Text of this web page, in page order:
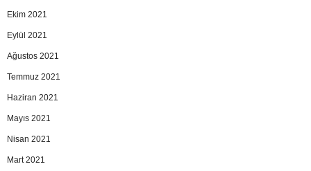
Ekim 2021
Eylül 2021
Ağustos 2021
Temmuz 2021
Haziran 2021
Mayıs 2021
Nisan 2021
Mart 2021